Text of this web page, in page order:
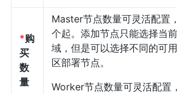
*购
买
数
量
Master节点数量可灵活配置
个起。添加节点只能选择当
域，但是可以选择不同的可
区部署节点。
Worker节点数量可灵活配置